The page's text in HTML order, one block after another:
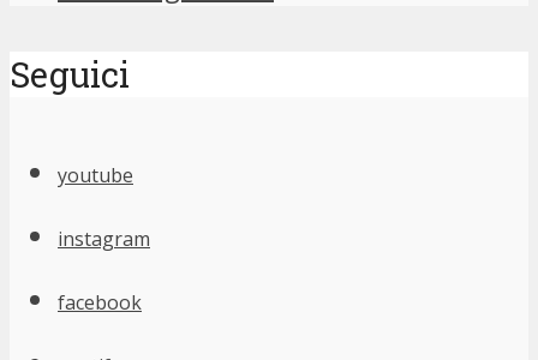
Seguici
youtube
instagram
facebook